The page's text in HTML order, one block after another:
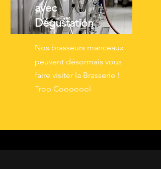
avec
Dégustation
Nos brasseurs manceaux
peuvent désormais vous
faire visiter la Brasserie !
Trop Cooooool